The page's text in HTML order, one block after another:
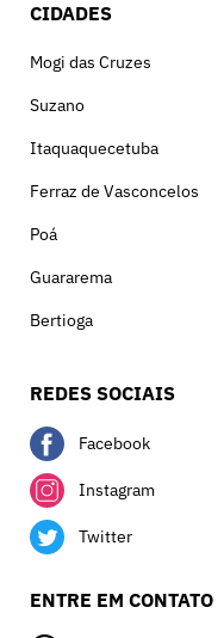
CIDADES
Mogi das Cruzes
Suzano
Itaquaquecetuba
Ferraz de Vasconcelos
Poá
Guararema
Bertioga
REDES SOCIAIS
Facebook
Instagram
Twitter
ENTRE EM CONTATO